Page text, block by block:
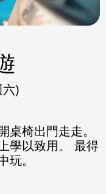
六)
桌椅出門走走。
學以致用。 最得
玩。